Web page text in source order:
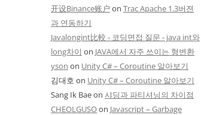
开设Binance账户 on Trac Apache 1.3버젼
과 연동하기
Javalongint比較 - 코딩면접 질문 - java int와
long차이 on JAVA에서 자주 쓰이는 형변환
yson on Unity C# – Coroutine 알아보기
김대호 on Unity C# – Coroutine 알아보기
Sang Ik Baeon 샤딩과 파티셔닝의 차이점
CHEOLGUSOon Javascript – Garbage